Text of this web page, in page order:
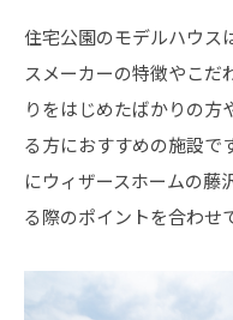
住宅公園のモデルハウス
スメーカーの特徴やこだ
りをはじめたばかりの方
る方におすすめの施設で
にウィザースホームの藤
る際のポイントを合わせ